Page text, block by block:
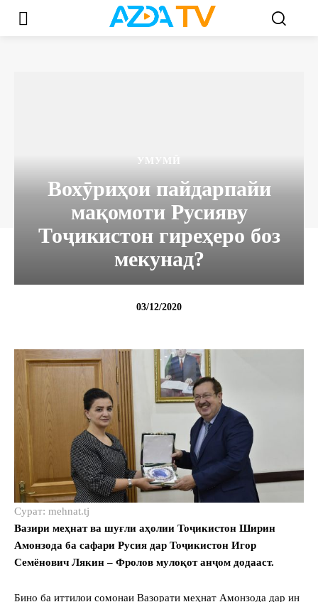
УМУМӢ
Вохӯриҳои пайдарпайи
мақомоти Русияву
Тоҷикистон гиреҳеро боз
мекунад?
03/12/2020
Сурат: mehnat.tj
Вазири меҳнат ва шуғли аҳолии Тоҷикистон Ширин
Амонзода ба сафари Русия дар Тоҷикистон Игор
Семёнович Лякин – Фролов мулоқот анҷом додааст.
Бино ба иттилои сомонаи Вазорати меҳнат Амонзода дар ин